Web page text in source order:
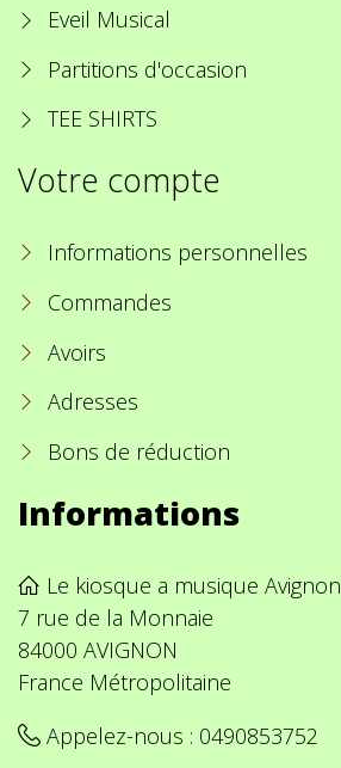
Eveil Musical
Partitions d'occasion
TEE SHIRTS
Votre compte
Informations personnelles
Commandes
Avoirs
Adresses
Bons de réduction
Informations
Le kiosque a musique Avignon
7 rue de la Monnaie
84000 AVIGNON
France Métropolitaine
Appelez-nous : 0490853752